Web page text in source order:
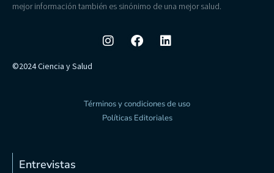
mejor información también es sinónimo de una mejor salud.
©2024 Ciencia y Salud
Términos y condiciones de uso
Políticas Editoriales
Entrevistas